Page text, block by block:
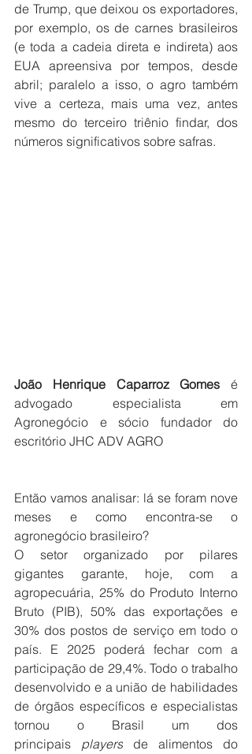
de Trump, que deixou os exportadores,
por exemplo, os de carnes brasileiros
(e toda a cadeia direta e indireta) aos
EUA apreensiva por tempos, desde
abril; paralelo a isso, o agro também
vive a certeza, mais uma vez, antes
mesmo do terceiro triênio findar, dos
números significativos sobre safras.
João Henrique Caparroz Gomes é
advogado especialista em
Agronegócio e sócio fundador do
escritório JHC ADV AGRO
Então vamos analisar: lá se foram nove
meses e como encontra-se o
agronegócio brasileiro?
O setor organizado por pilares
gigantes garante, hoje, com a
agropecuária, 25% do Produto Interno
Bruto (PIB), 50% das exportações e
30% dos postos de serviço em todo o
país. E 2025 poderá fechar com a
participação de 29,4%. Todo o trabalho
desenvolvido e a união de habilidades
de órgãos específicos e especialistas
tornou o Brasil um dos
principais players de alimentos do